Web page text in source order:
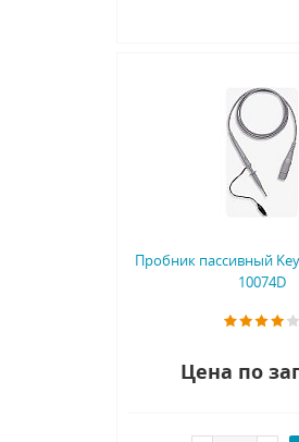
Пробник пассивный
10074D
Цена по